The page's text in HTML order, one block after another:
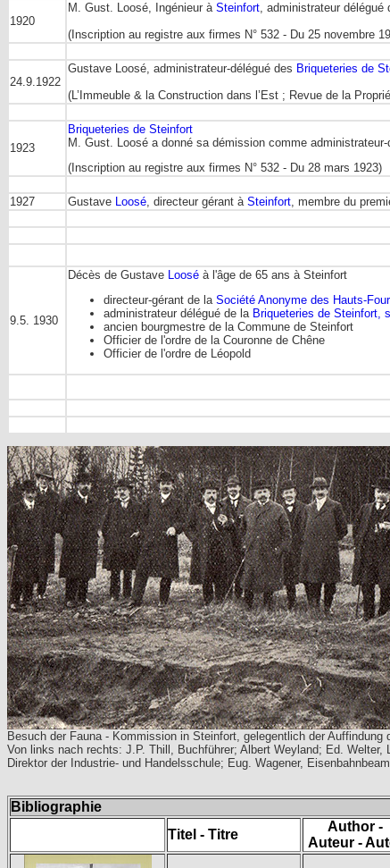
1920
M. Gust. Loosé, Ingénieur à Steinfort, administrateur délégué
(Inscription au registre aux firmes N° 532 - Du 25 novembre
24.9.1922
Gustave Loosé, administrateur-délégué des Briqueteries de
(L’Immeuble & la Construction dans l’Est ; Revue de la
1923
Briqueteries de Steinfort
M. Gust. Loosé a donné sa démission comme administrateur-
(Inscription au registre aux firmes N° 532 - Du 28 mars 1923)
1927 Gustave Loosé, directeur gérant à Steinfort, membre du
9.5. 1930
Décès de Gustave Loosé à l'âge de 65 ans à Steinfort
directeur-gérant de la Société Anonyme des Hauts-
administrateur délégué de la Briqueteries de Steinfort,
ancien bourgmestre de la Commune de Steinfort
Officier de l'ordre de la Couronne de Chêne
Officier de l'ordre de Léopold
Besuch der Fauna - Kommission in Steinfort, gelegentlich der Auffindung
Von links nach rechts: J.P. Thill, Buchführer; Albert Weyland; Ed. Welter,
Direktor der Industrie- und Handelsschule; Eug. Wagener,
Bibliographie
Titel - Titre
Author -
Auteur -